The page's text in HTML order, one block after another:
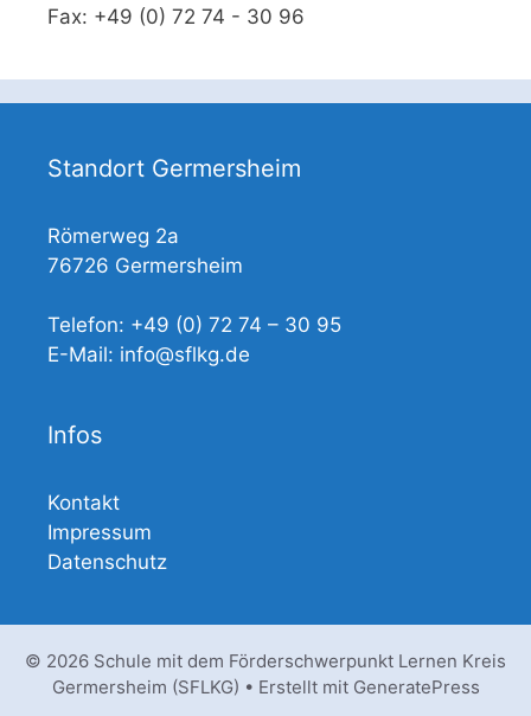
Fax: +49 (0) 72 74 - 30 96
Standort Germersheim
Römerweg 2a
76726 Germersheim
Telefon: +49 (0) 72 74 – 30 95
E-Mail: info@sflkg.de
Infos
Kontakt
Impressum
Datenschutz
© 2026 Schule mit dem Förderschwerpunkt Lernen Kreis
Germersheim (SFLKG) • Erstellt mit GeneratePress